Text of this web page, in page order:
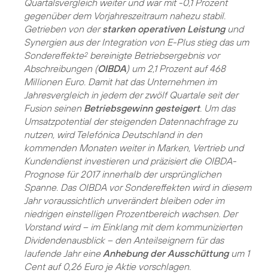
gegenüber dem Vorjahreszeitraum nahezu stabil.
Getrieben von derstarken operativen Leistungund
Synergien aus der Integration von E-Plus stieg das um
Sondereffekte2bereinigte Betriebsergebnis vor
Abschreibungen (OIBDA) um 2,1 Prozent auf 468
Millionen Euro. Damit hat das Unternehmen im
Jahresvergleich in jedem der zwölf Quartale seit der
Fusion seinen Betriebsgewinn gesteigert. Um das
Umsatzpotential der steigenden Datennachfrage zu
nutzen, wird Telefónica Deutschland in den
kommenden Monaten weiter in Marken, Vertrieb und
Kundendienst investieren und präzisiert die OIBDA-
Prognose für 2017 innerhalb der ursprünglichen
Spanne. Das OIBDA vor Sondereffekten wird in diesem
Jahr voraussichtlich unverändert bleiben oder im
niedrigen einstelligen Prozentbereich wachsen. Der
Vorstand wird – im Einklang mit dem kommunizierten
Dividendenausblick – den Anteilseignern für das
laufende Jahr eineAnhebung der Ausschüttungum 1
Cent auf 0,26 Euro je Aktie vorschlagen.